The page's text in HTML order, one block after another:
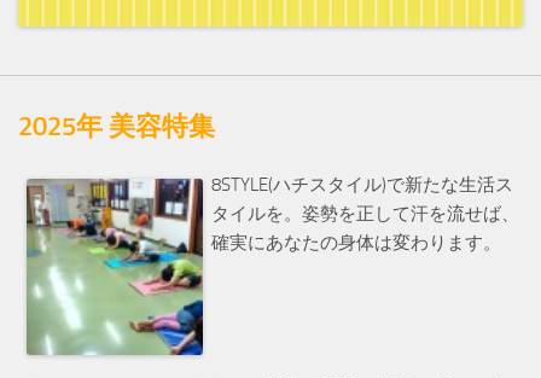
2025年 美容特集
8STYLE(ハチスタイル)で新たな生活ス
タイルを。姿勢を正して汗を流せば、
確実にあなたの身体は変わります。